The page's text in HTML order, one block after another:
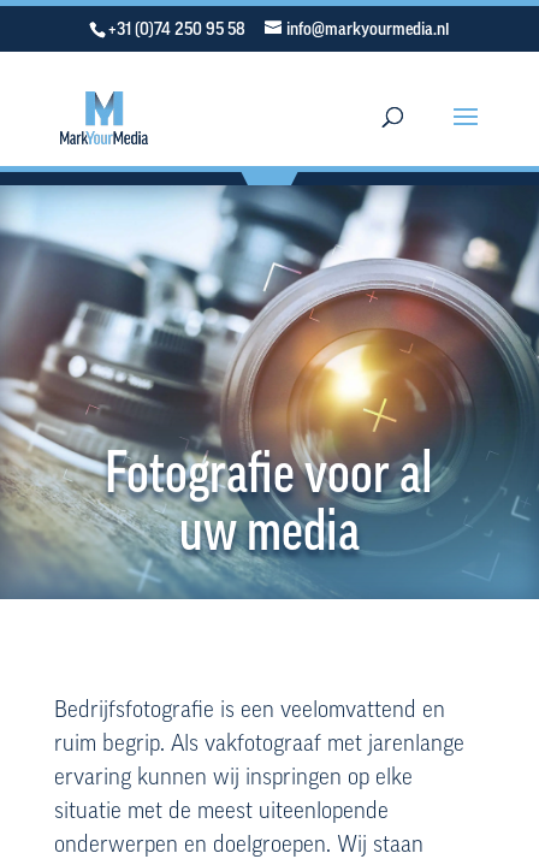
+31 (0)74 250 95 58 info@markyourmedia.nl
Fotografie voor al
uw media
Bedrijfsfotografie is een veelomvattend en
ruim begrip. Als vakfotograaf met jarenlange
ervaring kunnen wij inspringen op elke
situatie met de meest uiteenlopende
onderwerpen en doelgroepen. Wij staan